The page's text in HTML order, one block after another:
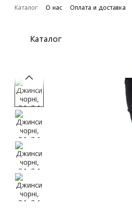
Перейти к основному контенту
Каталог О нас Оплата и доставка
Каталог